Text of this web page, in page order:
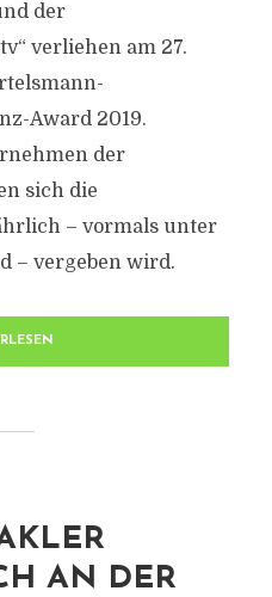
der
verliehen am 27.
Award 2019.
der
sich die
– vormals unter
– vergeben wird.
AN DER